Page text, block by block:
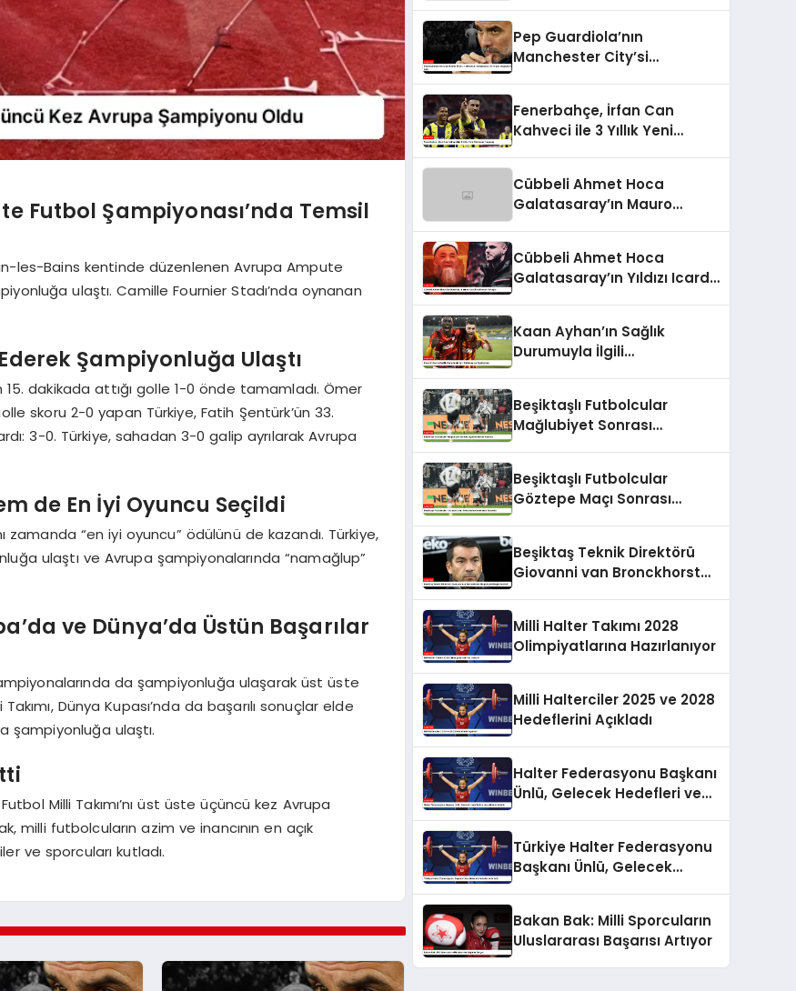
Futbol Şampiyonası’nda Temsil
les-Bains kentinde düzenlenen Avrupa Ampute
ulaştı. Camille Fournier Stadı’nda oynanan
Şampiyonluğa Ulaştı
15. dakikada attığı golle 1-0 önde tamamladı. Ömer
skoru 2-0 yapan Türkiye, Fatih Şentürk’ün 33.
3-0. Türkiye, sahadan 3-0 galip ayrılarak Avrupa
de En İyi Oyuncu Seçildi
zamanda “en iyi oyuncu” ödülünü de kazandı. Türkiye,
ulaştı ve Avrupa şampiyonalarında “namağlup”
ve Dünya’da Üstün Başarılar
da şampiyonluğa ulaşarak üst üste
Dünya Kupası’nda da başarılı sonuçlar elde
şampiyonluğa ulaştı.
Milli Takımı’nı üst üste üçüncü kez Avrupa
milli futbolcuların azim ve inancının en açık
ve sporcuları kutladı.
Pep Guardiola’nın
Manchester City’si
Fenerbahçe, İrfan Can
Kahveci ile 3 Yıllık Yeni
Cübbeli Ahmet Hoca
Galatasaray’ın Mauro
Cübbeli Ahmet Hoca
Galatasaray’ın Yıldızı Icardi
Kaan Ayhan’ın Sağlık
Durumuyla İlgili
Beşiktaşlı Futbolcular
Mağlubiyet Sonrası
Beşiktaşlı Futbolcular
Göztepe Maçı Sonrası
Beşiktaş Teknik Direktörü
Giovanni van Bronckhorst
Milli Halter Takımı 2028
Olimpiyatlarına Hazırlanıyor
Milli Halterciler 2025 ve 2028
Hedeflerini Açıkladı
Halter Federasyonu Başkanı
Ünlü, Gelecek Hedefleri ve
Türkiye Halter Federasyonu
Başkanı Ünlü, Gelecek
Bakan Bak: Milli Sporcuların
Uluslararası Başarısı Artıyor